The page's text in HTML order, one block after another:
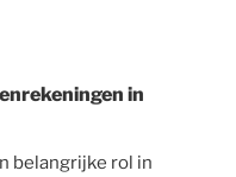
in
belangrijke rol in